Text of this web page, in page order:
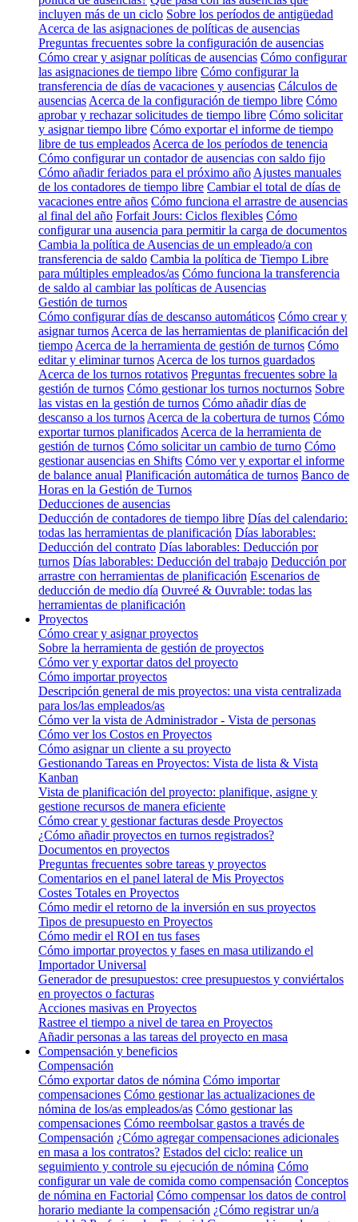
incluyen más de un ciclo Sobre los períodos de antigüedad
Acerca de las asignaciones de políticas de ausencias
Preguntas frecuentes sobre la configuración de ausencias
Cómo crear y asignar políticas de ausencias Cómo configurar
las asignaciones de tiempo libre Cómo configurar la
transferencia de días de vacaciones y ausencias Cálculos de
ausencias Acerca de la configuración de tiempo libre Cómo
aprobar y rechazar solicitudes de tiempo libre Cómo solicitar
y asignar tiempo libre Cómo exportar el informe de tiempo
libre de tus empleados Acerca de los períodos de tenencia
Cómo configurar un contador de ausencias con saldo fijo
Cómo añadir feriados para el próximo año Ajustes manuales
de los contadores de tiempo libre Cambiar el total de días de
vacaciones entre años Cómo funciona el arrastre de ausencias
al final del año Forfait Jours: Ciclos flexibles Cómo
configurar una ausencia para permitir la carga de documentos
Cambia la política de Ausencias de un empleado/a con
transferencia de saldo Cambia la política de Tiempo Libre
para múltiples empleados/as Cómo funciona la transferencia
de saldo al cambiar las políticas de Ausencias
Gestión de turnos
Cómo configurar días de descanso automáticos Cómo crear y
asignar turnos Acerca de las herramientas de planificación del
tiempo Acerca de la herramienta de gestión de turnos Cómo
editar y eliminar turnos Acerca de los turnos guardados
Acerca de los turnos rotativos Preguntas frecuentes sobre la
gestión de turnos Cómo gestionar los turnos nocturnos Sobre
las vistas en la gestión de turnos Cómo añadir días de
descanso a los turnos Acerca de la cobertura de turnos Cómo
exportar turnos planificados Acerca de la herramienta de
gestión de turnos Cómo solicitar un cambio de turno Cómo
gestionar ausencias en Shifts Cómo ver y exportar el informe
de balance anual Planificación automática de turnos Banco de
Horas en la Gestión de Turnos
Deducciones de ausencias
Deducción de contadores de tiempo libre Días del calendario:
todas las herramientas de planificación Días laborables:
Deducción del contrato Días laborables: Deducción por
turnos Días laborables: Deducción del trabajo Deducción por
arrastre con herramientas de planificación Escenarios de
deducción de medio día Ouvreé & Ouvrable: todas las
herramientas de planificación
Proyectos
Cómo crear y asignar proyectos
Sobre la herramienta de gestión de proyectos
Cómo ver y exportar datos del proyecto
Cómo importar proyectos
Descripción general de mis proyectos: una vista centralizada
para los/las empleados/as
Cómo ver la vista de Administrador - Vista de personas
Cómo ver los Costos en Proyectos
Cómo asignar un cliente a su proyecto
Gestionando Tareas en Proyectos: Vista de lista & Vista
Kanban
Vista de planificación del proyecto: planifique, asigne y
gestione recursos de manera eficiente
Cómo crear y gestionar facturas desde Proyectos
¿Cómo añadir proyectos en turnos registrados?
Documentos en proyectos
Preguntas frecuentes sobre tareas y proyectos
Comentarios en el panel lateral de Mis Proyectos
Costes Totales en Proyectos
Cómo medir el retorno de la inversión en sus proyectos
Tipos de presupuesto en Proyectos
Cómo medir el ROI en tus fases
Cómo importar proyectos y fases en masa utilizando el
Importador Universal
Generador de presupuestos: cree presupuestos y conviértalos
en proyectos o facturas
Acciones masivas en Proyectos
Rastree el tiempo a nivel de tarea en Proyectos
Añadir personas a las tareas del proyecto en masa
Compensación y beneficios
Compensación
Cómo exportar datos de nómina Cómo importar
compensaciones Cómo gestionar las actualizaciones de
nómina de los/as empleados/as Cómo gestionar las
compensaciones Cómo reembolsar gastos a través de
Compensación ¿Cómo agregar compensaciones adicionales
en masa a los contratos? Estados del ciclo: realice un
seguimiento y controle su ejecución de nómina Cómo
configurar un vale de comida como compensación Conceptos
de nómina en Factorial Cómo compensar los datos de control
horario mediante la compensación ¿Cómo registrar un/a